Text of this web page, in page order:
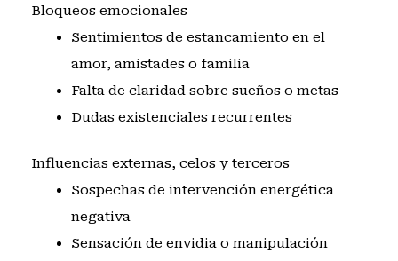
Bloqueos emocionales
Sentimientos de estancamiento en el
amor, amistades o familia
Falta de claridad sobre sueños o metas
Dudas existenciales recurrentes
Influencias externas, celos y terceros
Sospechas de intervención energética
negativa
Sensación de envidia o manipulación